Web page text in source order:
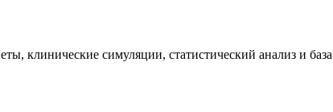
клинические симуляции, статистический анализ и